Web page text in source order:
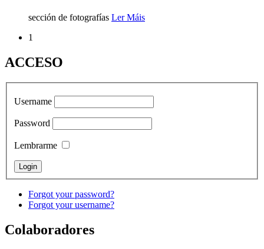
sección de fotografías Ler Máis
1
ACCESO
Username
Password
Lembrarme
Forgot your password?
Forgot your username?
Colaboradores